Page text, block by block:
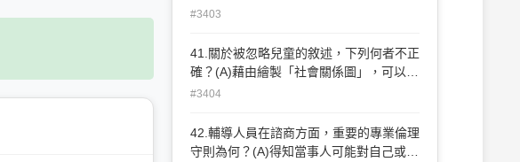
緒事件始末(C)表達情緒的技巧(D)描述情
#3403
41.關於被忽略兒童的敘述，下列何者不正
確？(A)藉由繪製「社會關係圖」，可以發
現團體中被忽略的兒童(B)團體中被忽略的
人，長大以後大都維持此一特徵(D)團體中
被忽略者大都較為沈默、退縮
#3404
42.輔導人員在諮商方面，重要的專業倫理
守則為何？(A)得知當事人可能對自己或他